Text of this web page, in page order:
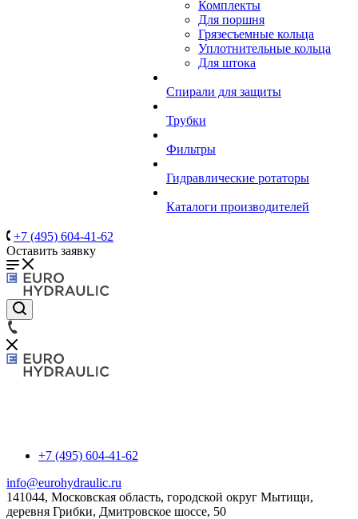
Комплекты
Для поршня
Грязесъемные кольца
Уплотнительные кольца
Для штока
Спирали для защиты
Трубки
Фильтры
Гидравлические ротаторы
Каталоги производителей
+7 (495) 604-41-62
Оставить заявку
+7 (495) 604-41-62
info@eurohydraulic.ru
141044, Московская область, городской округ Мытищи,
деревня Грибки, Дмитровское шоссе, 50